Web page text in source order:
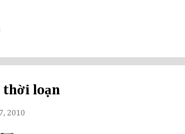
thời loạn
2010